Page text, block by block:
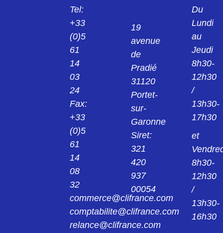
CMA615030013
F/P 50927/211 SC8 CMA615 03 00 13
CMA615102013
C/PM 615 F SC8 FICHE CMA 615 10 20 13
CMA615102014
C/PM 615 F SC10 FICHE CMA 615 10 20
CMA615102015
C/PM 615 F SC12 FICHE CMA 615 10 20
F/P 50551/50552/301 SC8 FICHE CMB032
CMB515030012
F/P 50927/131 SC7 CONNECTEUR
CMB515030013
Tel:
+33
(0)5
61
14
03
24
Fax:
+33
(0)5
61
14
08
32
commerce@clifrance.com
comptabilite@clifrance.com
relance@clifrance.com
19
avenue
de
Pradié
31120
Portet-
sur-
Garonne
Siret:
321
420
937
00054
Du
Lundi
au
Jeudi
8h30-
12h30
/
13h30-
17h30
et
8h30-
12h30
/
13h30-
16h30